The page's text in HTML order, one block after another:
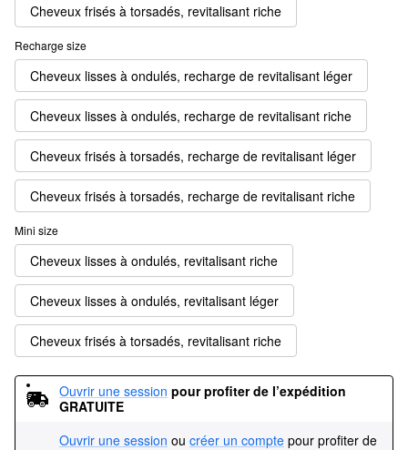
Cheveux frisés à torsadés, revitalisant riche
Recharge size
Cheveux lisses à ondulés, recharge de revitalisant léger
Cheveux lisses à ondulés, recharge de revitalisant riche
Cheveux frisés à torsadés, recharge de revitalisant léger
Cheveux frisés à torsadés, recharge de revitalisant riche
Mini size
Cheveux lisses à ondulés, revitalisant riche
Cheveux lisses à ondulés, revitalisant léger
Cheveux frisés à torsadés, revitalisant riche
Ouvrir une session pour profiter de l’expédition
GRATUITE
Ouvrir une session ou créer un compte pour profiter de